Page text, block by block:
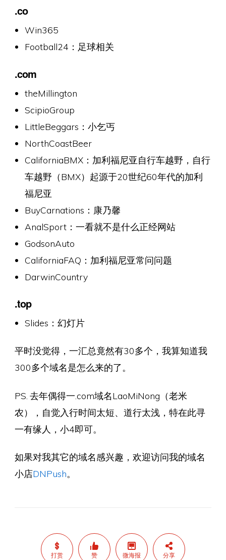
.co
Win365
Football24：足球相关
.com
theMillington
ScipioGroup
LittleBeggars：小乞丐
NorthCoastBeer
CaliforniaBMX：加利福尼亚自行车越野，自行
车越野（BMX）起源于20世纪60年代的加利
福尼亚
BuyCarnations：康乃馨
AnalSport：一看就不是什么正经网站
GodsonAuto
CaliforniaFAQ：加利福尼亚常问问题
DarwinCountry
.top
Slides：幻灯片
平时没觉得，一汇总竟然有30多个，我算知道我
300多个域名是怎么来的了。
PS. 去年偶得一.com域名LaoMiNong（老米
农），自觉入行时间太短、道行太浅，特在此寻
一有缘人，小4即可。
如果对我其它的域名感兴趣，欢迎访问我的域名
小店DNPush。
打赏 赞 微海报 分享